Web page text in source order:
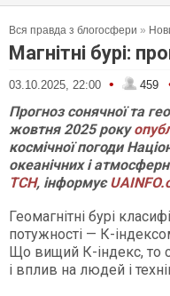
Вся правда з блогосфери »
Магнітні бурі:
03.10.2025, 22:00 • 459
Прогноз сонячної та
жовтня 2025 року
космічної погоди
океанічних і
ТСН, інформує
Геомагнітні бурі
потужності — К-
Що вищий К-індекс, то
і вплив на людей і